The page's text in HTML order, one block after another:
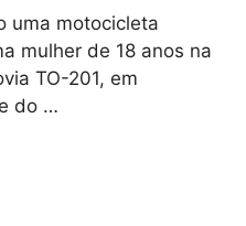
uma motocicleta
mulher de 18 anos na
TO-201, em
do …